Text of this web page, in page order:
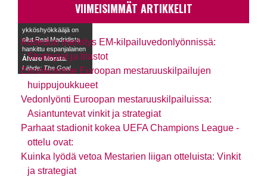
kaudella joukkueen
ykköshyökkääjä on
ollut Real Madridista
hankittu espanjalainen
Álvaro Morata.
Lähde: The Goal
VIIMEISIMMÄT ARTIKKELIT
Kotiedun merkitys EM-kilpailuvedonlyönnissä:
Strategiat ja tilastot
Ennakoimme Euroopan mestaruuskilpailujen
huippujoukkueet
Vedonlyönti Euroopan mestaruuskilpailuissa:
Asiantuntevat vinkit ja strategiat
Parhaat stadionit kokea UEFA Champions League -
ottelu ovat:
Kuinka lyödä vetoa Mestarien liigan otteluista: Vinkit
ja strategiat